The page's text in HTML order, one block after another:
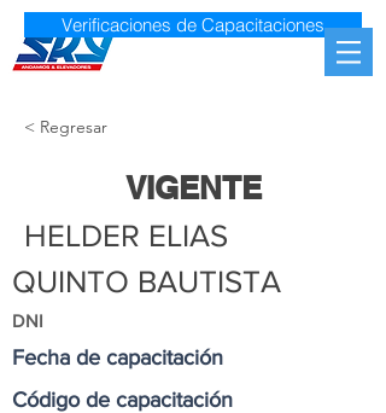
Verificaciones de Capacitaciones
< Regresar
VIGENTE
HELDER ELIAS
QUINTO BAUTISTA
DNI
Fecha de capacitación
Código de capacitación